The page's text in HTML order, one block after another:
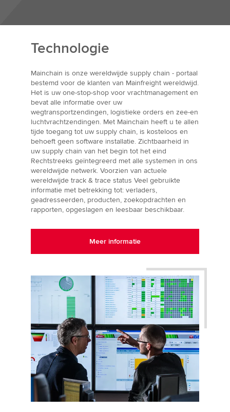
Technologie
Mainchain is onze wereldwijde supply chain - portaal
bestemd voor de klanten van Mainfreight wereldwijd.
Het is uw one-stop-shop voor vrachtmanagement en
bevat alle informatie over uw
wegtransportzendingen, logistieke orders en zee-en
luchtvrachtzendingen. Met Mainchain heeft u te allen
tijde toegang tot uw supply chain, is kosteloos en
behoeft geen software installatie. Zichtbaarheid in
uw supply chain van het begin tot het eind
Rechtstreeks geïntegreerd met alle systemen in ons
wereldwijde netwerk. Voorzien van actuele
wereldwijde track & trace status Veel gebruikte
informatie met betrekking tot: verladers,
geadresseerden, producten, zoekopdrachten en
rapporten, opgeslagen en leesbaar beschikbaar.
Meer informatie